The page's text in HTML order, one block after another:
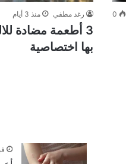
0 رغد مطفي منذ 3 أيام
3 أطعمة مضادة
بها اختصاصية